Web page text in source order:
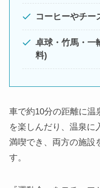
コーヒーやチー
卓球・竹馬・一
料)
車で約10分の距離に温
を楽しんだり、温泉に
満喫でき、両方の施設
す。